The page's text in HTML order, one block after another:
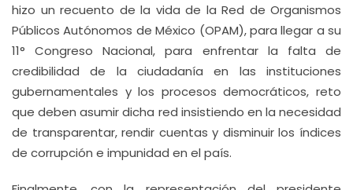
hizo un recuento de la vida de la Red de Organismos
Públicos Autónomos de México (OPAM), para llegar a su
11° Congreso Nacional, para enfrentar la falta de
credibilidad de la ciudadanía en las instituciones
gubernamentales y los procesos democráticos, reto
que deben asumir dicha red insistiendo en la necesidad
de transparentar, rendir cuentas y disminuir los índices
de corrupción e impunidad en el país.